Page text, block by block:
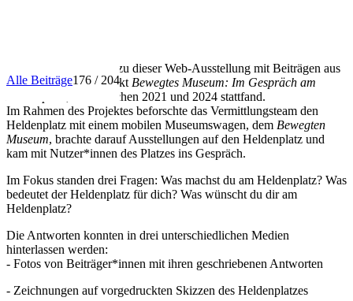
Herzlich willkommen zu dieser Web-Ausstellung mit Beiträgen aus
dem Vermittlungsprojekt Bewegtes Museum: Im Gespräch am
, das zwischen 2021 und 2024 stattfand.
Im Rahmen des Projektes beforschte das Vermittlungsteam den
Heldenplatz mit einem mobilen Museumswagen, dem Bewegten
Museum, brachte darauf Ausstellungen auf den Heldenplatz und
kam mit Nutzer*innen des Platzes ins Gespräch.
Im Fokus standen drei Fragen: Was machst du am Heldenplatz? Was
bedeutet der Heldenplatz für dich? Was wünscht du dir am
Heldenplatz?
Die Antworten konnten in drei unterschiedlichen Medien
hinterlassen werden:
- Fotos von Beiträger*innen mit ihren geschriebenen Antworten
- Zeichnungen auf vorgedruckten Skizzen des Heldenplatzes
Alle Beiträge176 / 204